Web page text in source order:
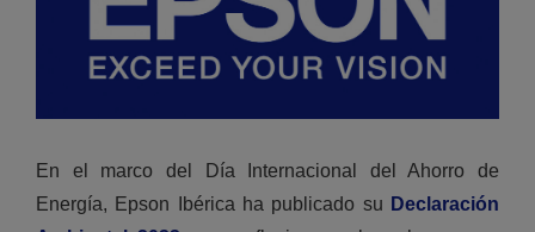
En el marco del Día Internacional del Ahorro de
Energía, Epson Ibérica ha publicado su Declaración